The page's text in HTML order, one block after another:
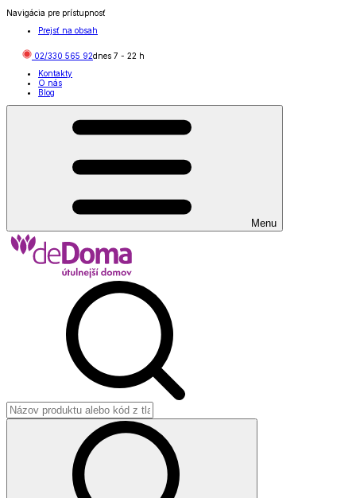
Navigácia pre prístupnosť
Prejsť na obsah
02/330 565 92dnes 7 - 22 h
Kontakty
O nás
Blog
Menu